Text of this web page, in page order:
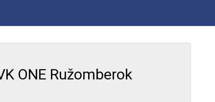
ONE Ružomberok